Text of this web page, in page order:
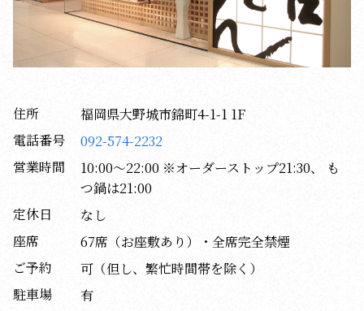
住所
福岡県大野城市錦町4-1-1 1F
電話番号
092-574-2232
営業時間
10:00～22:00 ※オーダーストップ21:30、 も
つ鍋は21:00
定休日
なし
座席
67席（お座敷あり）・全席完全禁煙
ご予約
可（但し、繁忙時間帯を除く）
駐車場
有